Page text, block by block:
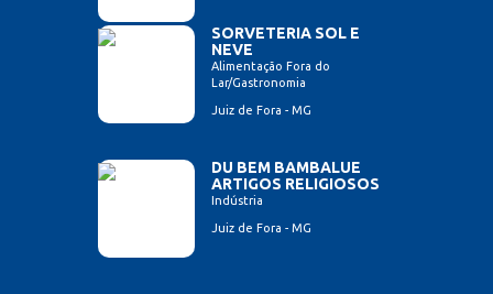
SORVETERIA SOL E
NEVE
Alimentação Fora do
Lar/Gastronomia
Juiz de Fora - MG
DU BEM BAMBALUE
ARTIGOS RELIGIOSOS
Indústria
Juiz de Fora - MG